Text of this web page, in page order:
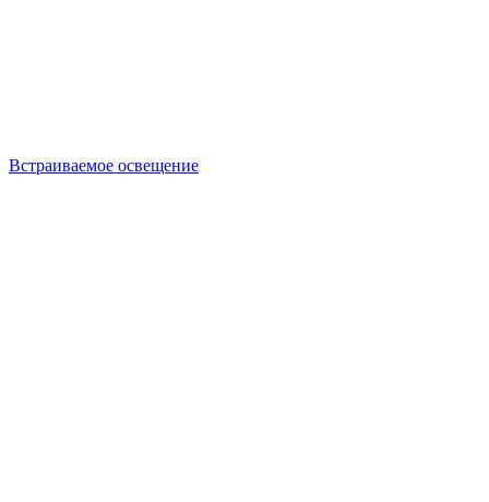
Встраиваемое освещение